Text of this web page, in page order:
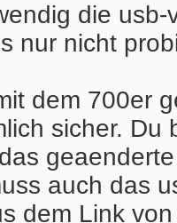
die
nur nicht
dem 700er
sicher.
auch das
dem Link